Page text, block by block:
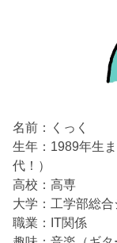
名前：くっく
生年：1989年生
代！）
高校：高専
大学：工学部総
職業：IT関係